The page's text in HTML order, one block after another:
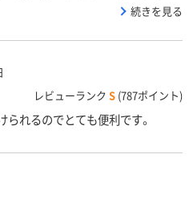
続きを見る
レビューランク S (787ポイント)
られるのでとても便利です。